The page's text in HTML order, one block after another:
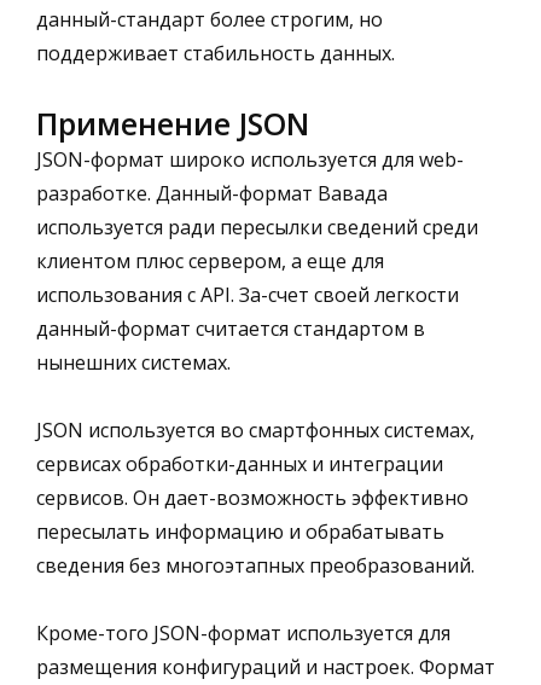
данный-стандарт более строгим, но
поддерживает стабильность данных.
Применение JSON
JSON-формат широко используется для web-
разработке. Данный-формат Вавада
используется ради пересылки сведений среди
клиентом плюс сервером, а еще для
использования с API. За-счет своей легкости
данный-формат считается стандартом в
нынешних системах.
JSON используется во смартфонных системах,
сервисах обработки-данных и интеграции
сервисов. Он дает-возможность эффективно
пересылать информацию и обрабатывать
сведения без многоэтапных преобразований.
Кроме-того JSON-формат используется для
размещения конфигураций и настроек. Формат